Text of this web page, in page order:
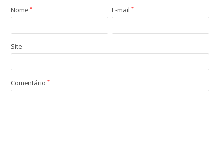
Nome* E-mail*
Site
Comentário*